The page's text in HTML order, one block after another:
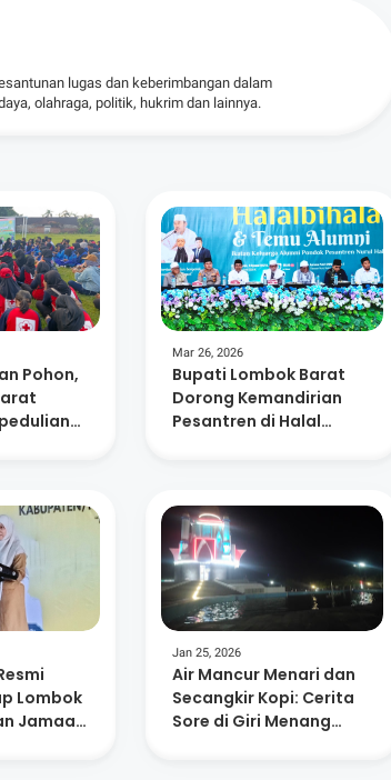
lugas dan keberimbangan dalam
olahraga, politik, hukrim dan lainnya.
Pohon,
Mar 26, 2026
Bupati Lombok Barat
Dorong Kemandirian
Pesantren di Halal
Lombok
Jamaah
Jan 25, 2026
Air Mancur Menari dan
Secangkir Kopi: Cerita
Sore di Giri Menang